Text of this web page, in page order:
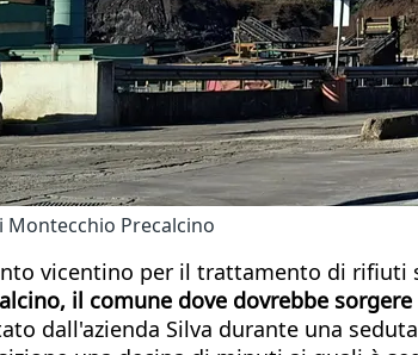
Montecchio Precalcino
vicentino per il trattamento di rifiuti
il comune dove dovrebbe
dall'azienda Silva durante una